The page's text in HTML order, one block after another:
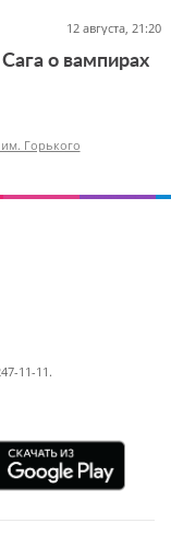
16+
12 августа, 21:20
о вампирах
Горького
11-11.